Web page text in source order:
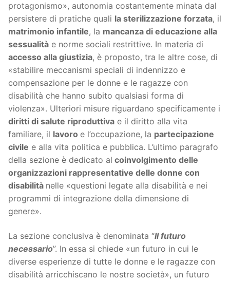
protagonismo», autonomia costantemente minata dal
persistere di pratiche quali la sterilizzazione forzata, il
matrimonio infantile, la mancanza di educazione alla
sessualità e norme sociali restrittive. In materia di
accesso alla giustizia, è proposto, tra le altre cose, di
«stabilire meccanismi speciali di indennizzo e
compensazione per le donne e le ragazze con
disabilità che hanno subito qualsiasi forma di
violenza». Ulteriori misure riguardano specificamente i
diritti di salute riproduttiva e il diritto alla vita
familiare, il lavoro e l’occupazione, la partecipazione
civile e alla vita politica e pubblica. L’ultimo paragrafo
della sezione è dedicato al coinvolgimento delle
organizzazioni rappresentative delle donne con
disabilità nelle «questioni legate alla disabilità e nei
programmi di integrazione della dimensione di
genere».
La sezione conclusiva è denominata “Il futuro
necessario”. In essa si chiede «un futuro in cui le
diverse esperienze di tutte le donne e le ragazze con
disabilità arricchiscano le nostre società», un futuro